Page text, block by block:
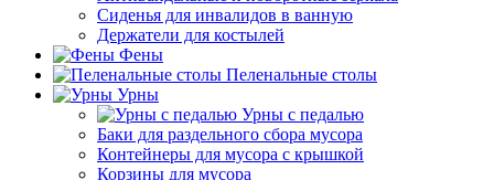
Сиденья для инвалидов в ванную
Держатели для костылей
Фены
Пеленальные столы
Урны
Урны с педалью
Баки для раздельного сбора мусора
Контейнеры для мусора с крышкой
Корзины для мусора